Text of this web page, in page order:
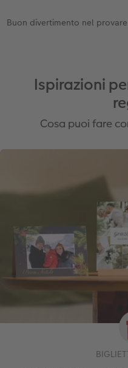
Buon divertimento nel
Ispirazioni
Cosa puoi fare